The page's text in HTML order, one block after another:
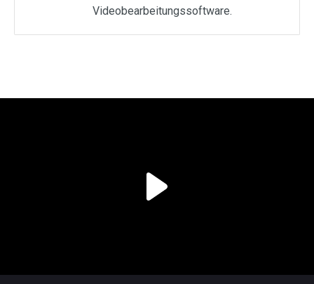
Videobearbeitungssoftware.